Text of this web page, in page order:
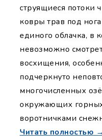
струящиеся потоки
ковры трав под
единого облачка, в
невозможно
восхищения,
подчеркнуто
многочисленных
окружающих
воротничками
Читать полностью →